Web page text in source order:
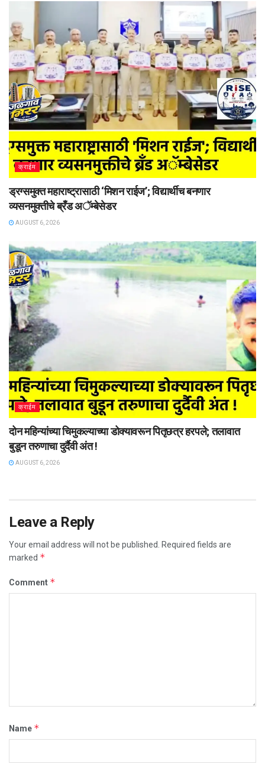
क्राईम
ड्रग्समुक्त महाराष्ट्रासाठी ‘मिशन राईज’; विद्यार्थीच बनणार
व्यसनमुक्तीचे ब्रँड अॅम्बेसेडर
AUGUST 6, 2026
क्राईम
दोन महिन्यांच्या चिमुकल्याच्या डोक्यावरून पितृछत्र हरपले; तलावात
बुडून तरुणाचा दुर्दैवी अंत !
AUGUST 6, 2026
Leave a Reply
Your email address will not be published.
Required fields are
marked *
Comment *
Name *